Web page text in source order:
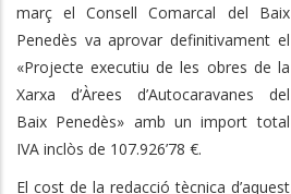
març el Consell Comarcal del Baix
Penedès va aprovar definitivament el
«Projecte executiu de les obres de la
Xarxa d’Àrees d’Autocaravanes del
Baix Penedès» amb un import total
IVA inclòs de 107.926’78 €.
El cost de la redacció tècnica d’aquest